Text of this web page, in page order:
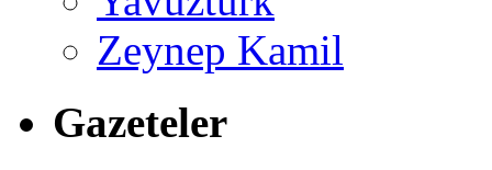
Zeynep Kamil
Gazeteler